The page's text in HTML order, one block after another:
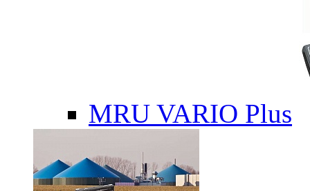
MRU VARIO Plus